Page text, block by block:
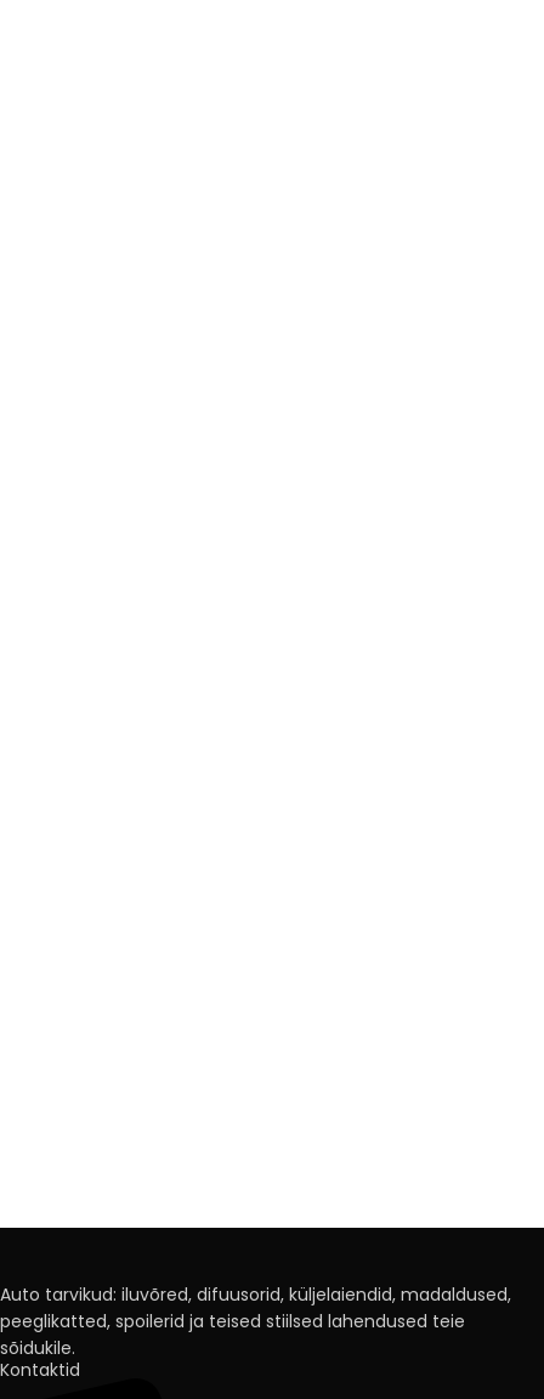
Auto tarvikud: iluvõred, difuusorid, küljelaiendid, madaldused,
peeglikatted, spoilerid ja teised stiilsed lahendused teie
sõidukile.
Kontaktid